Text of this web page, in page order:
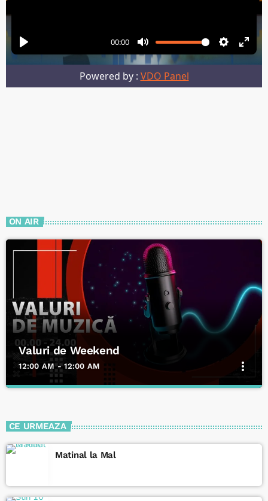
ON AIR
Valuri de Weekend
12:00 AM - 12:00 AM more_vert
Selecție variată de muzică europeană, românească și
internațională, inclusiv artiști locali, playlisturi speciale pentru
diferite momente ale zilei
CE URMEAZA
Matinal la Mal